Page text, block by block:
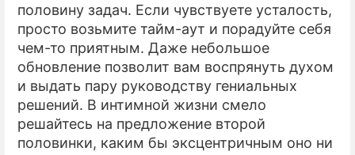
половину задач. Если чувствуете усталость,
просто возьмите тайм-аут и порадуйте себя
чем-то приятным. Даже небольшое
обновление позволит вам воспрянуть духом
и выдать пару руководству гениальных
решений. В интимной жизни смело
решайтесь на предложение второй
половинки, каким бы эксцентричным оно ни